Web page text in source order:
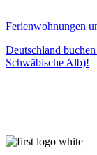
Ferienwohnungen
Deutschland
Schwäbische Alb)!